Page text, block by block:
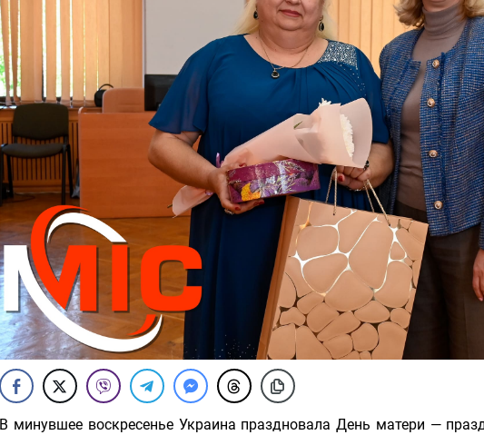
В минувшее воскресенье Украина праздновала День матери —